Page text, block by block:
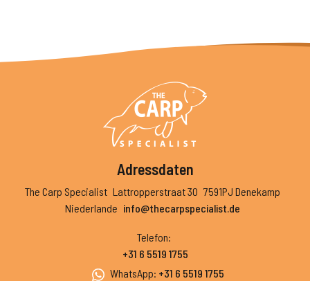
Adressdaten
The Carp Specialist Lattropperstraat 30 7591PJ Denekamp
Niederlande info@thecarpspecialist.de
Telefon:
+31 6 5519 1755
WhatsApp: +31 6 5519 1755